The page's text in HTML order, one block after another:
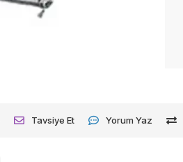
Tavsiye Et Yorum Yaz